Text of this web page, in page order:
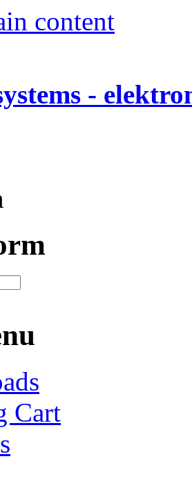
content
-
Cart